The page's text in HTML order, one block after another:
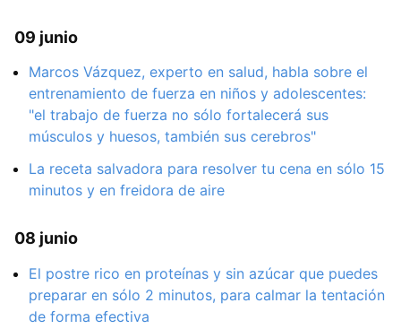
09 junio
Marcos Vázquez, experto en salud, habla sobre el
entrenamiento de fuerza en niños y adolescentes:
"el trabajo de fuerza no sólo fortalecerá sus
músculos y huesos, también sus cerebros"
La receta salvadora para resolver tu cena en sólo 15
minutos y en freidora de aire
08 junio
El postre rico en proteínas y sin azúcar que puedes
preparar en sólo 2 minutos, para calmar la tentación
de forma efectiva